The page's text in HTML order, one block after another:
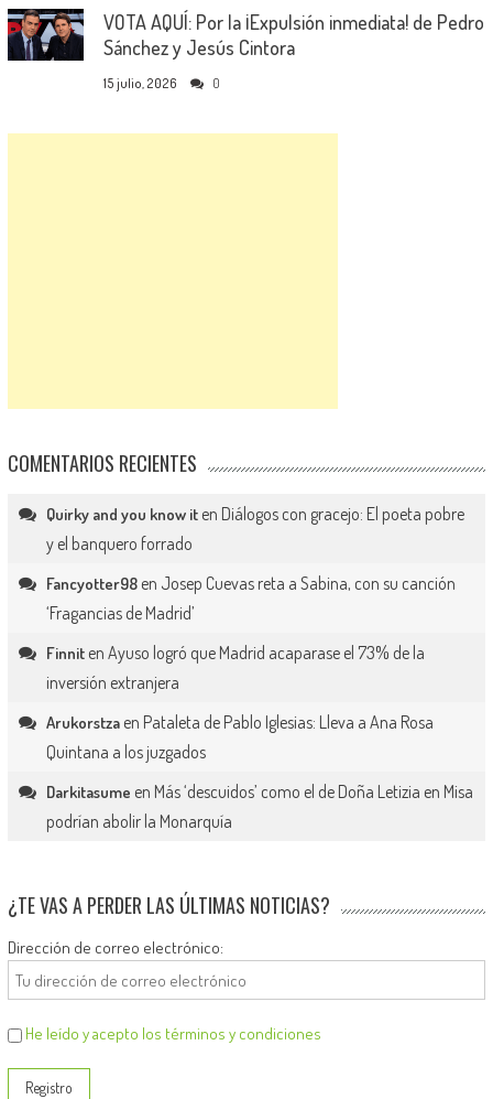
VOTA AQUÍ: Por la ¡Expulsión inmediata! de Pedro
Sánchez y Jesús Cintora
15 julio, 2026 0
COMENTARIOS RECIENTES
Quirky and you know iten Diálogos con gracejo: El poeta pobre
y el banquero forrado
Fancyotter98en Josep Cuevas reta a Sabina, con su canción
‘Fragancias de Madrid’
Finniten Ayuso logró que Madrid acaparase el 73% de la
inversión extranjera
Arukorstzaen Pataleta de Pablo Iglesias: Lleva a Ana Rosa
Quintana a los juzgados
Darkitasume en Más ‘descuidos’ como el de Doña Letizia en Misa
podrían abolir la Monarquía
¿TE VAS A PERDER LAS ÚLTIMAS NOTICIAS?
Dirección de correo electrónico:
He leído y acepto los términos y condiciones